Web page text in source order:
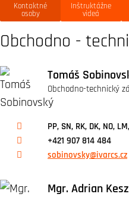
Kontaktné
osoby
Inštruktážne
videá
Obchodno -
Tomáš
Obchodno-technický
PP, SN, RK, DK, NO,
+421 907 814 484
sobinovsky@ivarcs.cz
Mgr. Adrian